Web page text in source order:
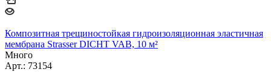
Композитная трещиностойкая гидроизоляционная эластичная
мембрана Strasser DICHT VAB, 10 м²
Много
Арт.: 73154